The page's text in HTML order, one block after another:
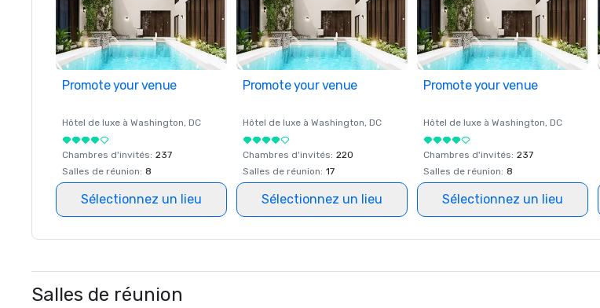
Promote your venue
Hôtel de luxe à Washington, DC
Chambres d'invités: 237
Salles de réunion: 8
Sélectionnez un lieu
Promote your venue
Hôtel de luxe à Washington, DC
Chambres d'invités: 220
Salles de réunion: 17
Sélectionnez un lieu
Promote your venue
Hôtel de luxe à Washington, DC
Chambres d'invités: 237
Salles de réunion: 8
Sélectionnez un lieu
Salles de réunion